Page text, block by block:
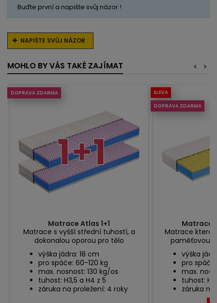
Buďte první a napište svůj názor !
NAPIŠTE SVŮJ NÁZOR
MOHLO BY VÁS TAKÉ ZAJÍMAT >
<
DOPRAVA ZDARMA
Matrace Atlas 1+1
Matrace s vyšší střední tuhostí, a
dokonalou oporou pro tělo
výška jádra: 18 cm
pro spáče: 60-120 kg
max. nosnost: 130 kg/os
tuhost: H3,5 a H4 z 5
záruka na proležení: 4 roky
DOPRAVA ZDARMA
SLEVA
Matrace
Matrace která
paměťovou
výška
pro
max.
tuhost:
záruka na